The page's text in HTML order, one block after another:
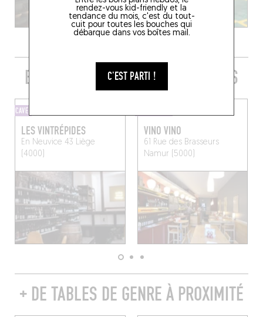
rendez-vous kid-friendly et la
tendance du mois, c'est du tout-
cuit pour toutes les bouches qui
débarque dans vos boîtes mail.
C'EST PARTI !
EMBARQUER SA QUILLE TOUT PRÈS
CAVE
LES VINTRÉPIDES
En Neuvice 43 Liège
(4000)
VINO VINO
61 Rue des Brasseurs
Namur (5000)
+ DE TABLES DE GENRE À PROXIMITÉ